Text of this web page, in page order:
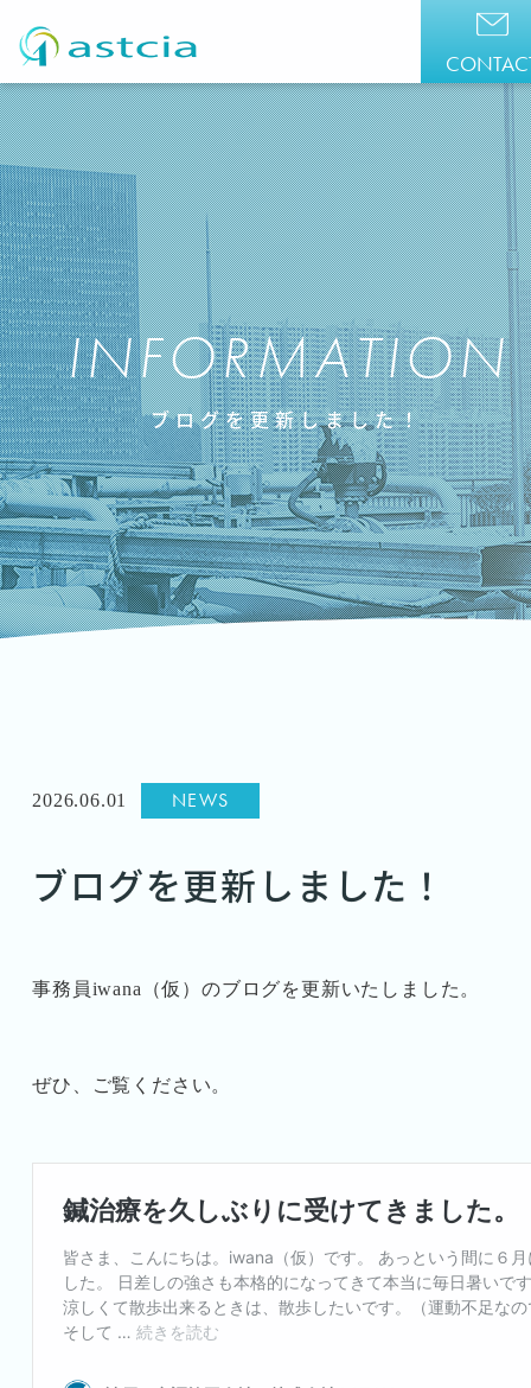
INFORMATION
ブログを更新しました！
2026.06.01 NEWS
ブログを更新しました！
事務員iwana（仮）のブログを更新いたしました。
ぜひ、ご覧ください。